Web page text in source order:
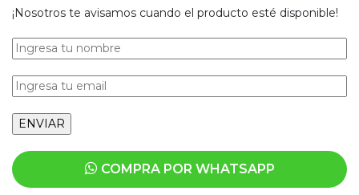
¡Nosotros te avisamos cuando el producto esté disponible!
COMPRA POR WHATSAPP